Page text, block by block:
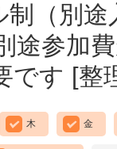
（別
途参加
です [整
木 金